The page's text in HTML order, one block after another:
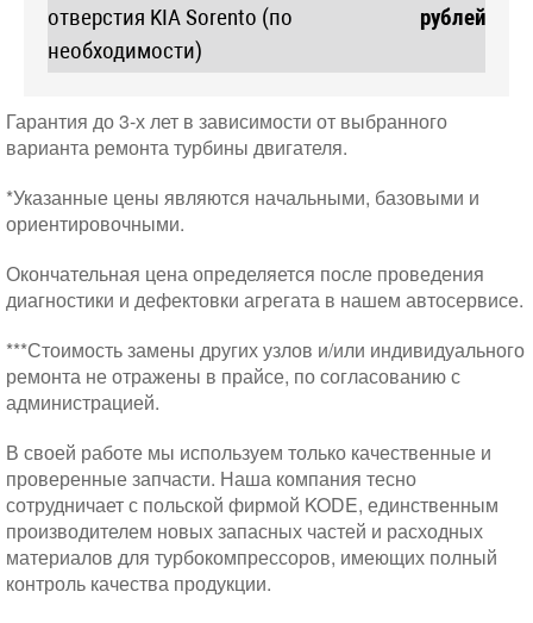
отверстия KIA Sorento (по
необходимости)
рублей
Гарантия до 3-х лет в зависимости от выбранного
варианта ремонта турбины двигателя.
*Указанные цены являются начальными, базовыми и
ориентировочными.
Окончательная цена определяется после проведения
диагностики и дефектовки агрегата в нашем автосервисе.
***Стоимость замены других узлов и/или индивидуального
ремонта не отражены в прайсе, по согласованию с
администрацией.
В своей работе мы используем только качественные и
проверенные запчасти. Наша компания тесно
сотрудничает с польской фирмой KODE, единственным
производителем новых запасных частей и расходных
материалов для турбокомпрессоров, имеющих полный
контроль качества продукции.